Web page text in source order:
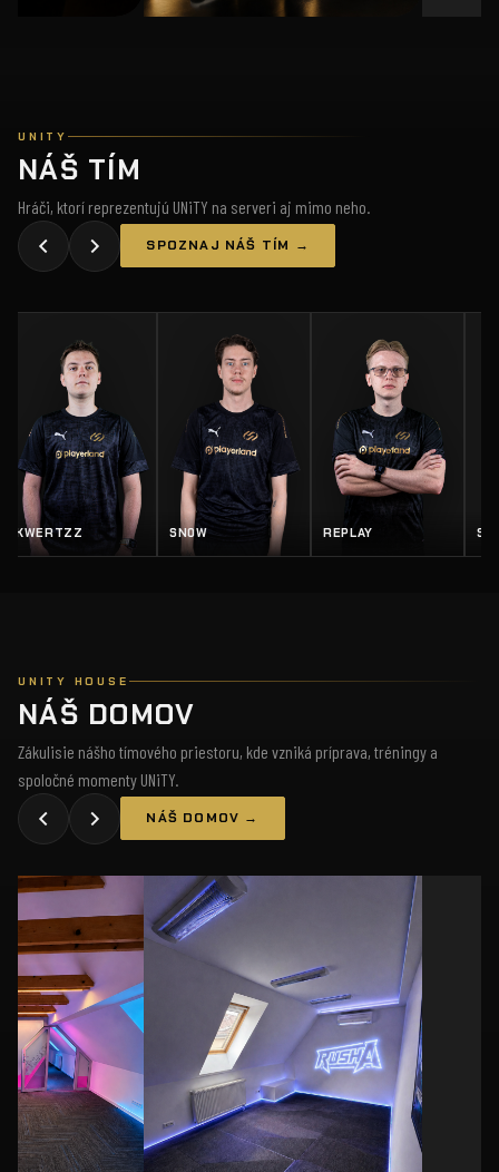
UNITY
NÁŠ TÍM
Hráči, ktorí reprezentujú UNiTY na serveri aj mimo neho.
SPOZNAJ NÁŠ TÍM →
SN0W REPLAY SALTY
UNITY HOUSE
NÁŠ DOMOV
Zákulisie nášho tímového priestoru, kde vzniká príprava, tréningy a
spoločné momenty UNiTY.
NÁŠ DOMOV →